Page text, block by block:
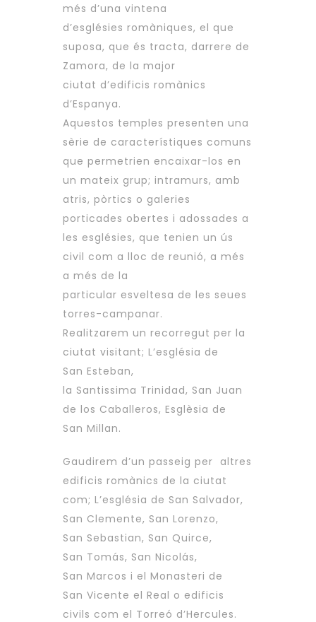
més d’una vintena
d’esglésies romàniques, el que
suposa, que és tracta, darrere de
Zamora, de la major
ciutat d’edificis romànics
d’Espanya.
Aquestos temples presenten una
sèrie de característiques comuns
que permetrien encaixar-los en
un mateix grup; intramurs, amb
atris, pòrtics o galeries
porticades obertes i adossades a
les esglésies, que tenien un ús
civil com a lloc de reunió, a més
a més de la
particular esveltesa de les seues
torres-campanar.
Realitzarem un recorregut per la
ciutat visitant; L’església de
San Esteban,
la Santissima Trinidad, San Juan
de los Caballeros, Esglèsia de
San Millan.
Gaudirem d’un passeig per altres
edificis romànics de la ciutat
com; L’església de San Salvador,
San Clemente, San Lorenzo,
San Sebastian, San Quirce,
San Tomás, San Nicolás,
San Marcos i el Monasteri de
San Vicente el Real o edificis
civils com el Torreó d’Hercules.